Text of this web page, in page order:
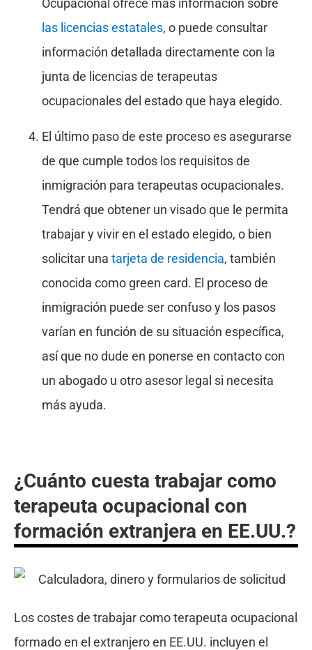
Ocupacional ofrece más información sobre
las licencias estatales, o puede consultar
información detallada directamente con la
junta de licencias de terapeutas
ocupacionales del estado que haya elegido.
El último paso de este proceso es asegurarse
de que cumple todos los requisitos de
inmigración para terapeutas ocupacionales.
Tendrá que obtener un visado que le permita
trabajar y vivir en el estado elegido, o bien
solicitar una tarjeta de residencia, también
conocida como green card. El proceso de
inmigración puede ser confuso y los pasos
varían en función de su situación específica,
así que no dude en ponerse en contacto con
un abogado u otro asesor legal si necesita
más ayuda.
¿Cuánto cuesta trabajar como
terapeuta ocupacional con
formación extranjera en EE.UU.?
Los costes de trabajar como terapeuta ocupacional
formado en el extranjero en EE.UU. incluyen el